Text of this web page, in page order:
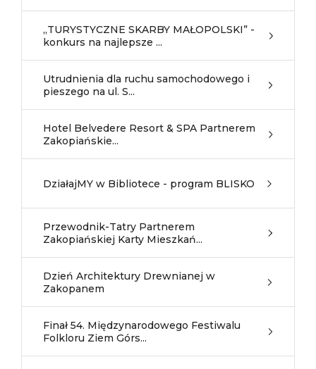
„TURYSTYCZNE SKARBY MAŁOPOLSKI” -
konkurs na najlepsze ...
Utrudnienia dla ruchu samochodowego i
pieszego na ul. S...
Hotel Belvedere Resort & SPA Partnerem
Zakopiańskie...
DziałajMY w Bibliotece - program BLISKO
Przewodnik-Tatry Partnerem
Zakopiańskiej Karty Mieszkań...
Dzień Architektury Drewnianej w
Zakopanem
Finał 54. Międzynarodowego Festiwalu
Folkloru Ziem Górs...